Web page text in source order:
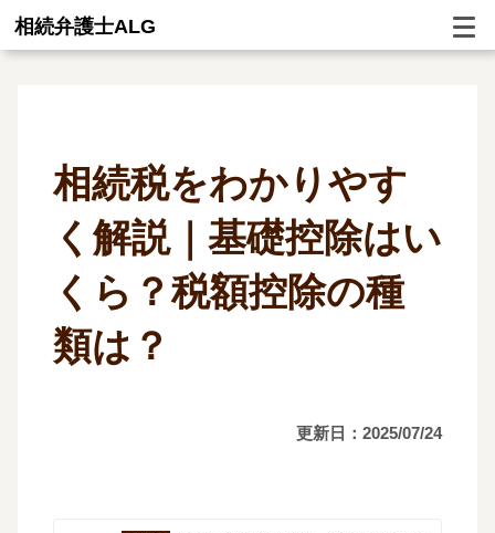
相続弁護士ALG
相続税をわかりやす
く解説｜基礎控除はい
くら？税額控除の種
類は？
更新日：2025/07/24